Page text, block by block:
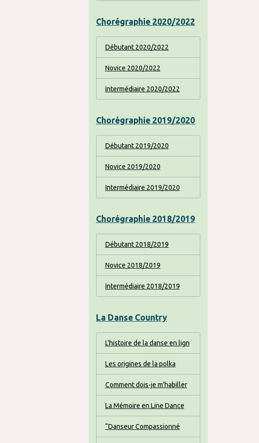
Chorégraphie 2020/2022
Débutant 2020/2022
Novice 2020/2022
Intermédiaire 2020/2022
Chorégraphie 2019/2020
Débutant 2019/2020
Novice 2019/2020
Intermédiaire 2019/2020
Chorégraphie 2018/2019
Débutant 2018/2019
Novice 2018/2019
Intermédiaire 2018/2019
La Danse Country
L'histoire de la danse en lign
Les origines de la polka
Comment dois-je m'habiller
La Mémoire en Line Dance
“Danseur Compassionné